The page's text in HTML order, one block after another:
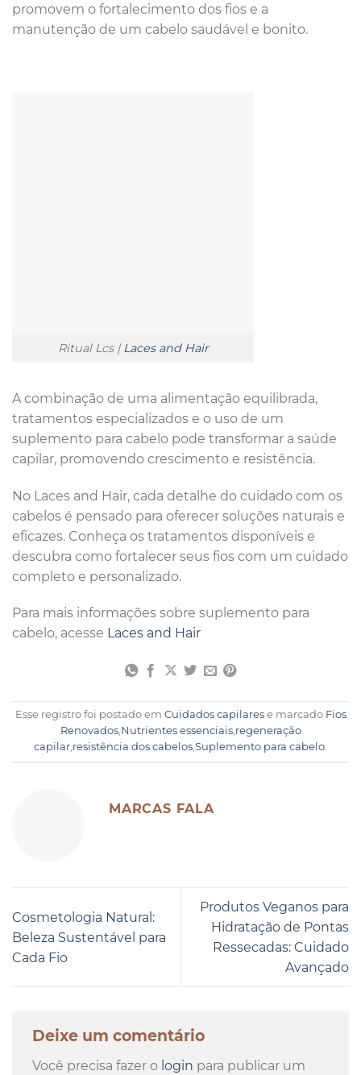
promovem o fortalecimento dos fios e a
manutenção de um cabelo saudável e bonito.
Ritual Lcs | Laces and Hair
A combinação de uma alimentação equilibrada,
tratamentos especializados e o uso de um
suplemento para cabelo pode transformar a saúde
capilar, promovendo crescimento e resistência.
No Laces and Hair, cada detalhe do cuidado com os
cabelos é pensado para oferecer soluções naturais e
eficazes. Conheça os tratamentos disponíveis e
descubra como fortalecer seus fios com um cuidado
completo e personalizado.
Para mais informações sobre suplemento para
cabelo, acesse Laces and Hair
Esse registro foi postado em Cuidados capilarese marcado Fios
Renovados,Nutrientes essenciais,regeneração
capilar,resistência dos cabelos,Suplemento para cabelo.
MARCAS FALA
Cosmetologia Natural:
Beleza Sustentável para
Cada Fio
Produtos Veganos para
Hidratação de Pontas
Ressecadas: Cuidado
Avançado
Deixe um comentário
Você precisa fazer o login para publicar um